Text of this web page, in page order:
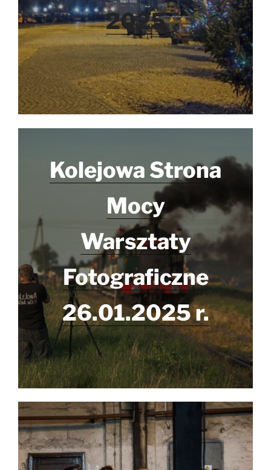
2025
Kolejowa Strona
Mocy
Warsztaty
Fotograficzne
26.01.2025 r.